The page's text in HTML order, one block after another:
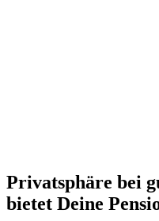
Privatsphäre bei
bietet Deine